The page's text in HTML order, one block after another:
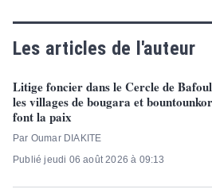
Les articles de l'auteur
Litige foncier dans le Cercle de
les villages de bougara et
font la paix
Par Oumar DIAKITE
Publié jeudi 06 août 2026 à 09:13